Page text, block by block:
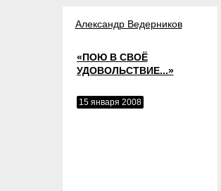
Александр Ведерников
«ПОЮ В СВОЁ
УДОВОЛЬСТВИЕ...»
15 января 2008